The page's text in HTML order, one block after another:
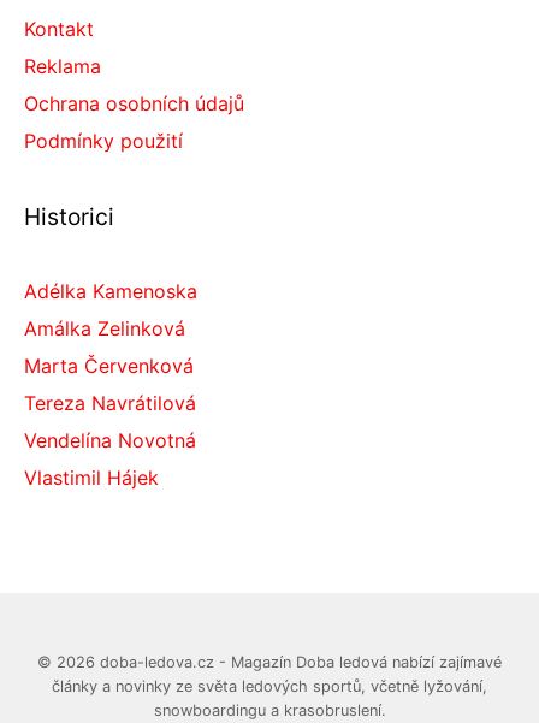
Kontakt
Reklama
Ochrana osobních údajů
Podmínky použití
Historici
Adélka Kamenoska
Amálka Zelinková
Marta Červenková
Tereza Navrátilová
Vendelína Novotná
Vlastimil Hájek
© 2026 doba-ledova.cz - Magazín Doba ledová nabízí zajímavé
články a novinky ze světa ledových sportů, včetně lyžování,
snowboardingu a krasobruslení.